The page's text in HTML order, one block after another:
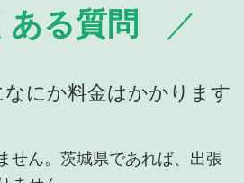
ある質問
にか料金はかかります
せん。茨城県であれば、出張